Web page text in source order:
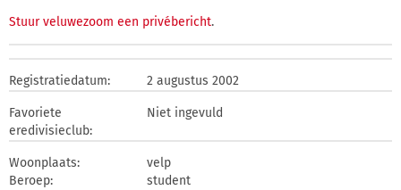
Stuur veluwezoom een privébericht.
Registratiedatum: 2 augustus 2002
Favoriete
eredivisieclub:
Niet ingevuld
Woonplaats:
velp
Beroep:
student